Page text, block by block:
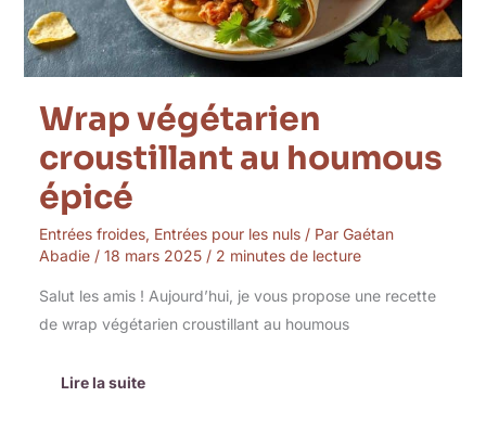
Wrap végétarien
croustillant au houmous
épicé
Entrées froides, Entrées pour les nuls/ Par Gaétan
Abadie / 18 mars 2025 / 2 minutes de lecture
Salut les amis ! Aujourd’hui, je vous propose une recette
de wrap végétarien croustillant au houmous
Lire la suite